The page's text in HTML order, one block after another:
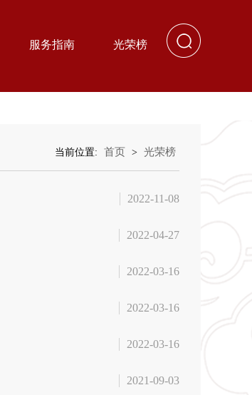
服务指南 光荣榜
当前位置: 首页 > 光荣榜
2022-11-08
2022-04-27
2022-03-16
2022-03-16
2022-03-16
2021-09-03